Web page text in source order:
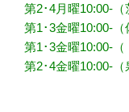
第2･4月曜10:00-（
第1･3金曜10:00-（
第1･3金曜10:00-（
第2･4金曜10:00-（